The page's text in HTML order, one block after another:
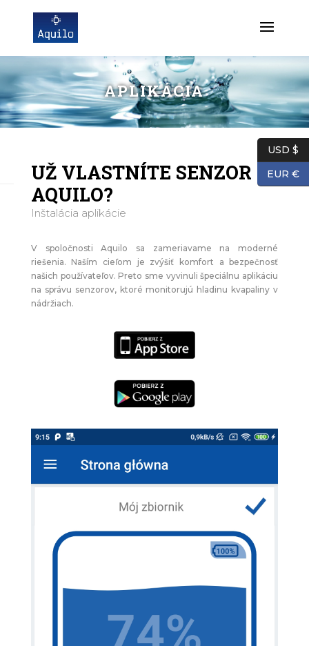
APLIKÁCIA
UŽ VLASTNÍTE SENZOR
AQUILO?
Inštalácia aplikácie
V spoločnosti Aquilo sa zameriavame na moderné
riešenia. Naším cieľom je zvýšiť komfort a bezpečnosť
našich používateľov. Preto sme vyvinuli špeciálnu aplikáciu
na správu senzorov, ktoré monitorujú hladinu kvapaliny v
nádržiach.
USD $
EUR €